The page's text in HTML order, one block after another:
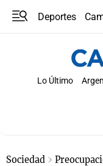
Deportes
Lo Último
Sociedad